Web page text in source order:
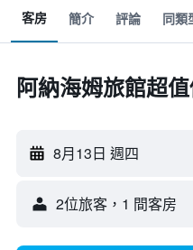
客房 簡介 評論 同類
阿納海姆旅館超
8月13日 週四
2位旅客，1 間客房